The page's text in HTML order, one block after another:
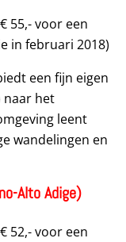
55,- voor een
in februari 2018)
een fijn eigen
naar het
leent
wandelingen en
Alto Adige)
52,- voor een